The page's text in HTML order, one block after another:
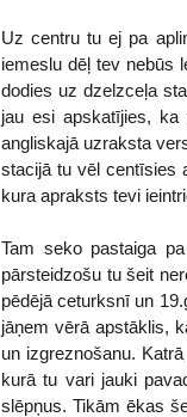
Uz centru tu ej pa
iemeslu dēļ tev nebūs
dodies uz dzelzceļa
jau esi apskatījies,
angliskajā uzraksta
stacijā tu vēl centīsies
kura apraksts tevi
Tam seko pastaiga
pārsteidzošu tu šeit
pēdējā ceturksnī un
jāņem vērā apstāklis,
un izgreznošanu.
kurā tu vari jauki
slēpņus. Tikām ēkas